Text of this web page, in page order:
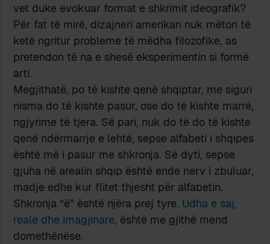
vet duke evokuar format e shkrimit ideografik?
Për fat të mirë, dizajneri amerikan nuk mëton të
ketë ngritur probleme të mëdha filozofike, as
pretendon të na e shesë eksperimentin si formë
arti.
Megjithatë, po të kishte qenë shqiptar, me siguri
nisma do të kishte pasur, ose do të kishte marrë,
ngjyrime të tjera. Së pari, nuk do të do të kishte
qenë ndërmarrje e lehtë, sepse alfabeti i shqipes
është më i pasur me shkronja. Së dyti, sepse
gjuha në arealin shqip është ende nerv i zbuluar,
madje edhe kur flitet thjesht për alfabetin.
Shkronja “ë” është njëra prej tyre. Udha e saj,
reale dhe imagjinare, është me gjithë mend
domethënëse.